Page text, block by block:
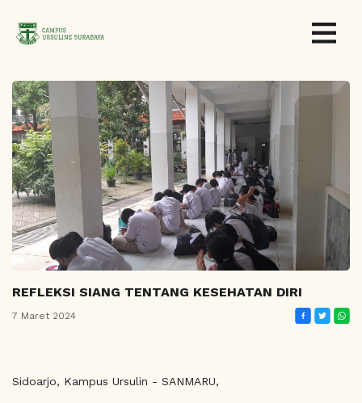
REFLEKSI SIANG TENTANG KESEHATAN DIRI
7 Maret 2024
Sidoarjo, Kampus Ursulin - SANMARU,